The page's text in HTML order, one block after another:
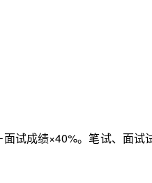
试成绩×40%。笔试、面试